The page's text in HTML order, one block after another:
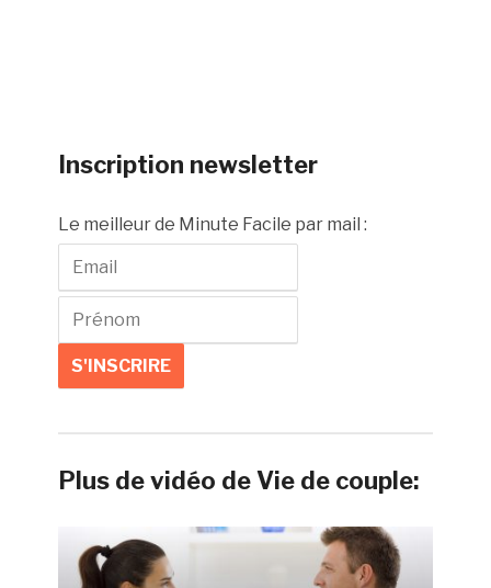
Inscription newsletter
Le meilleur de Minute Facile par mail :
Plus de vidéo de Vie de couple: